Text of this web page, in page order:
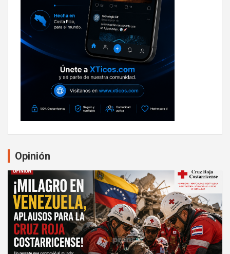
Opinión